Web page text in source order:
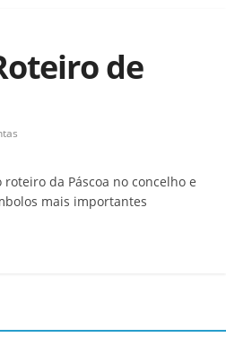
de
da Páscoa no concelho e
mais importantes